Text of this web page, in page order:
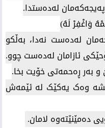
لەدەستدا.
وَاغْفِرْ لَهُ)
لەدەست نەدا، بەڵکو
ئازامان لەدەست چوو.
و بەر ڕەحمەتی خۆیت بخا.
وەک یەکێک لە ئێمەش
دەمێنێتەوە لامان.